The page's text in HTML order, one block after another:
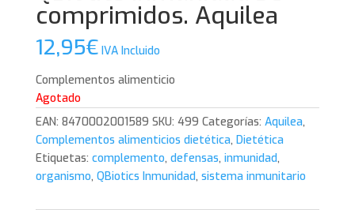
comprimidos. Aquilea
12,95€ IVA Incluido
Complementos alimenticio
Agotado
EAN: 8470002001589 SKU: 499 Categorías: Aquilea,
Complementos alimenticios dietética, Dietética
Etiquetas: complemento, defensas, inmunidad,
organismo, QBiotics Inmunidad, sistema inmunitario